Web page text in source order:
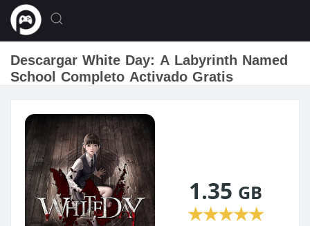
Descargar White Day: A Labyrinth Named
School Completo Activado Gratis
1.35 GB
★★★★★